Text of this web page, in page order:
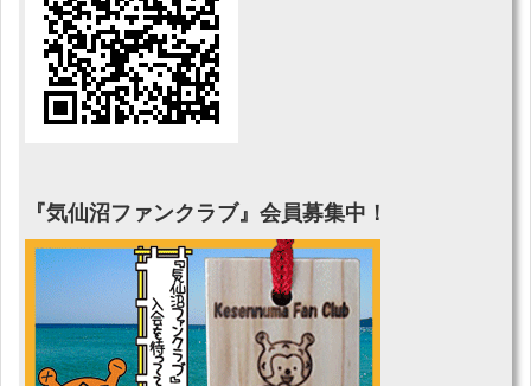
『気仙沼ファンクラブ』会員募集中！